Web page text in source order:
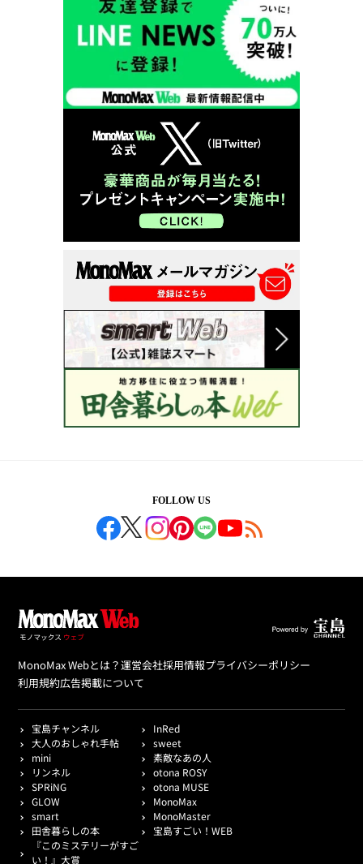
FOLLOW US
MonoMax Webとは？運営会社採用情報プライバシーポリシー
利用規約広告掲載について
宝島チャンネル
InRed
大人のおしゃれ手帖
sweet
mini
素敵なあの人
リンネル
otona ROSY
SPRiNG
otona MUSE
GLOW
MonoMax
smart
MonoMaster
田舎暮らしの本
宝島すごい！WEB
『このミステリーがすご
い！』大賞